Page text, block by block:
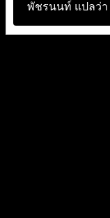
พัชรนนท์ แปลว่า